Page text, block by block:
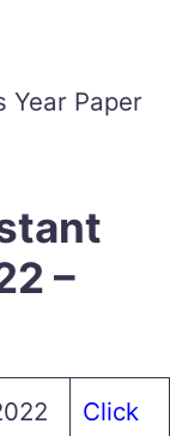
Year Paper
–
Click